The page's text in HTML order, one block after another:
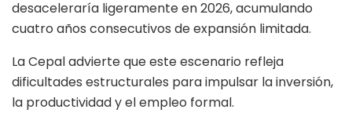
desaceleraría ligeramente en 2026, acumulando
cuatro años consecutivos de expansión limitada.
La Cepal advierte que este escenario refleja
dificultades estructurales para impulsar la inversión,
la productividad y el empleo formal.